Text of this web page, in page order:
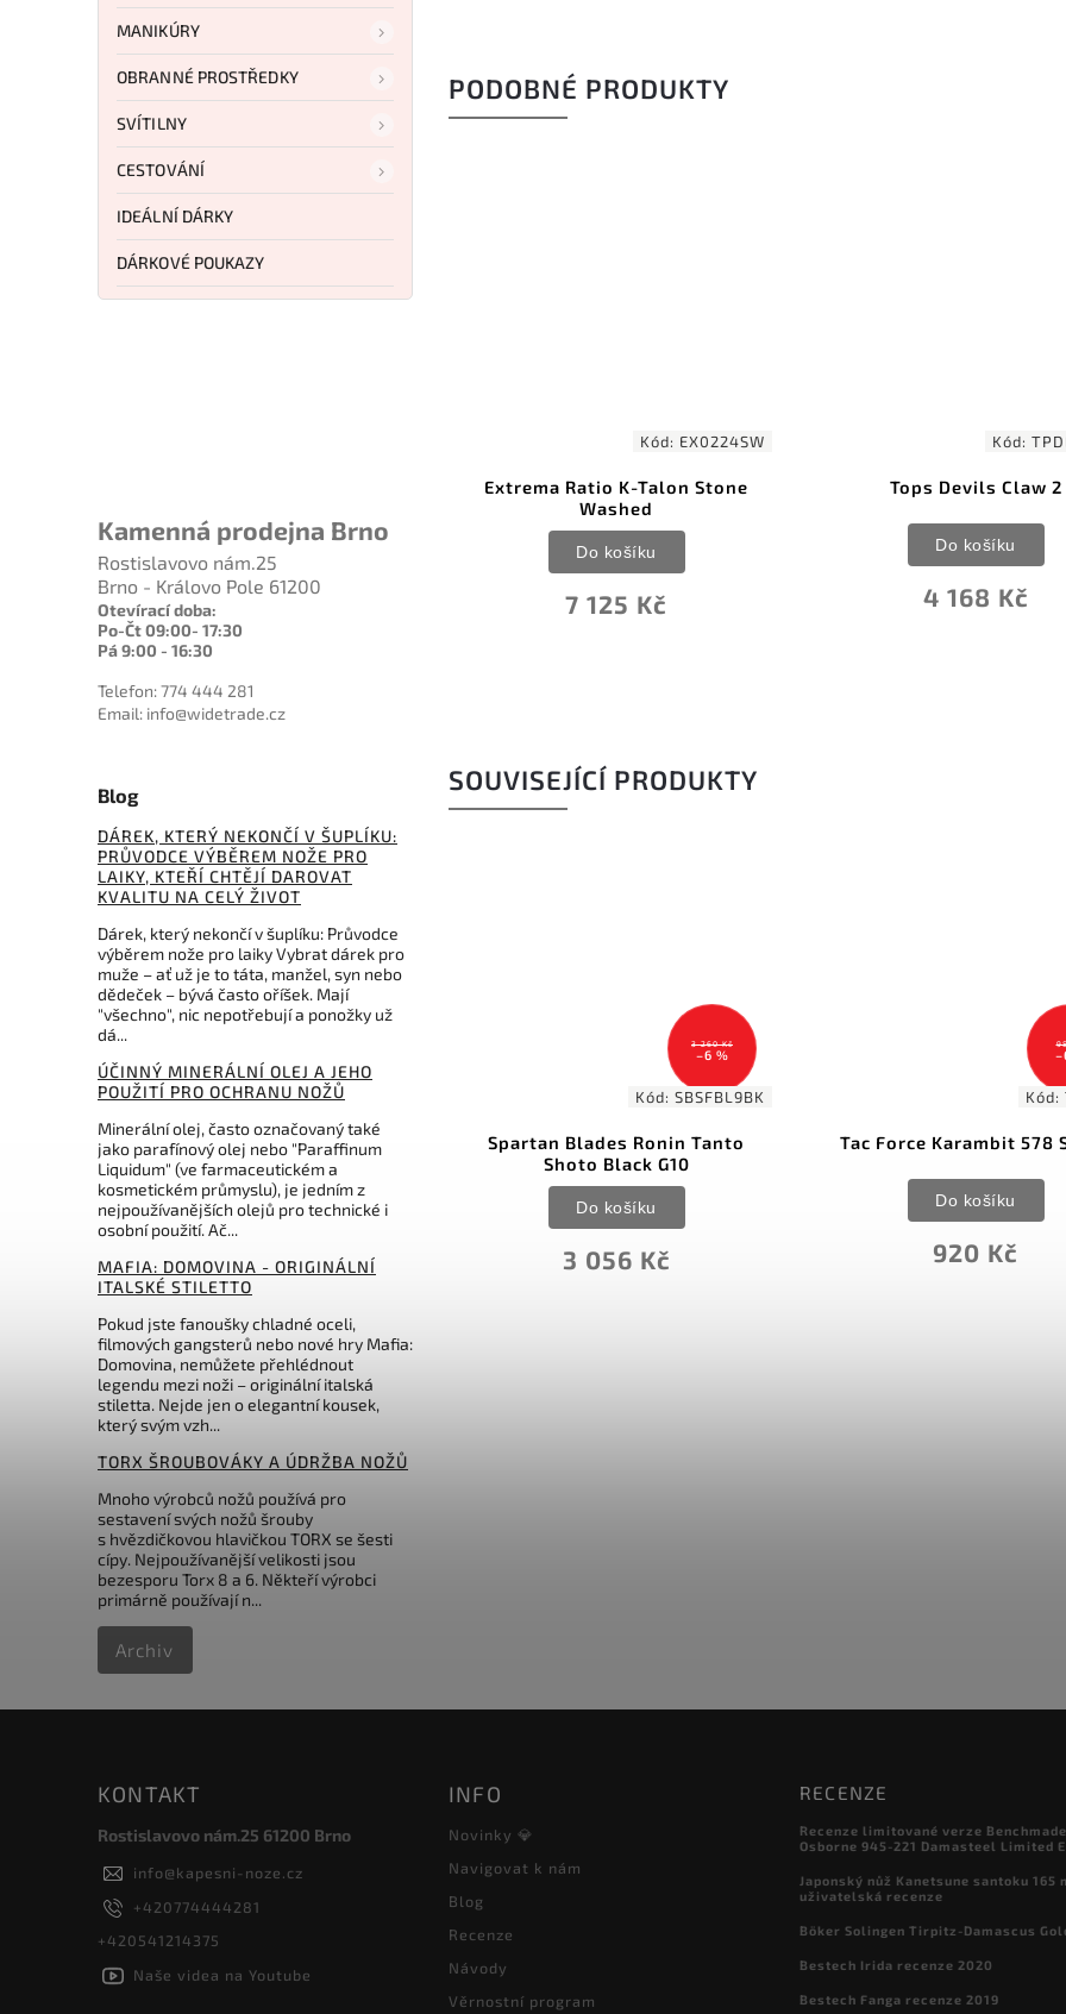
MANIKÚRY
OBRANNÉ PROSTŘEDKY
SVÍTILNY
CESTOVÁNÍ
IDEÁLNÍ DÁRKY
DÁRKOVÉ POUKAZY
Kamenná prodejna Brno
Rostislavovo nám.25
Brno - Královo Pole 61200
Otevírací doba:
Po-Čt 09:00- 17:30
Pá 9:00 - 16:30
Telefon: 774 444 281
Email: info@widetrade.cz
Blog
DÁREK, KTERÝ NEKONČÍ V ŠUPLÍKU:
PRŮVODCE VÝBĚREM NOŽE PRO
LAIKY, KTEŘÍ CHTĚJÍ DAROVAT
KVALITU NA CELÝ ŽIVOT
Dárek, který nekončí v šuplíku: Průvodce
výběrem nože pro laiky Vybrat dárek pro
muže – ať už je to táta, manžel, syn nebo
dědeček – bývá často oříšek. Mají
"všechno", nic nepotřebují a ponožky už
dá...
ÚČINNÝ MINERÁLNÍ OLEJ A JEHO
POUŽITÍ PRO OCHRANU NOŽŮ
Minerální olej, často označovaný také
jako parafínový olej nebo "Paraffinum
Liquidum" (ve farmaceutickém a
kosmetickém průmyslu), je jedním z
nejpoužívanějších olejů pro technické i
osobní použití. Ač...
MAFIA: DOMOVINA - ORIGINÁLNÍ
ITALSKÉ STILETTO
Pokud jste fanoušky chladné oceli,
filmových gangsterů nebo nové hry Mafia:
Domovina, nemůžete přehlédnout
legendu mezi noži – originální italská
stiletta. Nejde jen o elegantní kousek,
který svým vzh...
TORX ŠROUBOVÁKY A ÚDRŽBA NOŽŮ
Mnoho výrobců nožů používá pro
sestavení svých nožů šrouby
s hvězdičkovou hlavičkou TORX se šesti
cípy. Nejpoužívanější velikosti jsou
bezesporu Torx 8 a 6. Někteří výrobci
primárně používají n...
Archiv
PODOBNÉ PRODUKTY
7 125 Kč
Do košíku
Kód:TPDEVCL02
Tops Devils Claw 2
4 168 Kč
Do košíku
United Cutlery
1 236 Kč
Do košíku
SOUVISEJÍCÍ PRODUKTY
Kód:
Spartan Blades Ronin Tanto
Shoto Black G10
3 056 Kč
Do košíku
981 Kč
–6 %
Kód:TF578S
Tac Force Karambit 578 Silver
920 Kč
Do košíku
LionSteel L.E.One -
5 139 Kč
Do košíku
KONTAKT
Rostislavovo nám.25 61200 Brno
info@kapesni-noze.cz
+420774444281
+420541214375
Naše videa na Youtube
INFO
Novinky 💎
Navigovat k nám
Blog
Recenze
Návody
Věrnostní program
RECENZE
Recenze limitované verze
Osborne 945-221 Damasteel Limited
Japonský nůž Kanetsune santoku 165
uživatelská recenze
Böker Solingen Tirpitz-Damascus
Bestech Irida recenze 2020
Bestech Fanga recenze 2019